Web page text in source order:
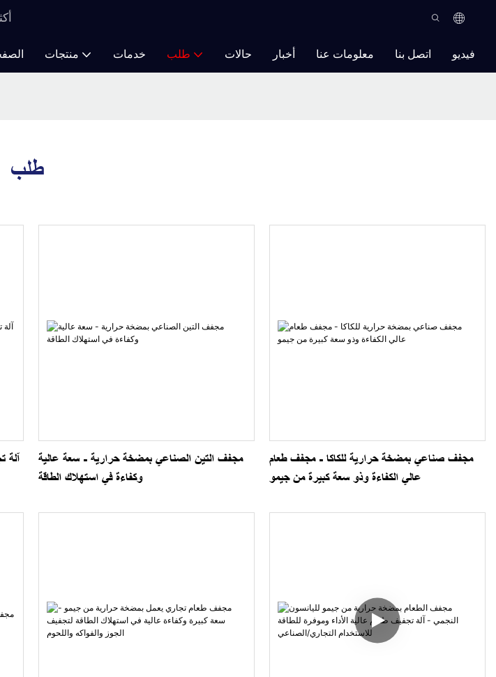
أكثر من 20 عامًا
منتجات خدمات طلب حالات أخبار معلومات عنا اتصل بنا فيديو
طلب
آلة
مجفف التين الصناعي بمضخة حرارية - سعة عالية
وكفاءة في استهلاك الطاقة
مجفف صناعي بمضخة حرارية للكاكا - مجفف طعام
عالي الكفاءة وذو سعة كبيرة من جيمو